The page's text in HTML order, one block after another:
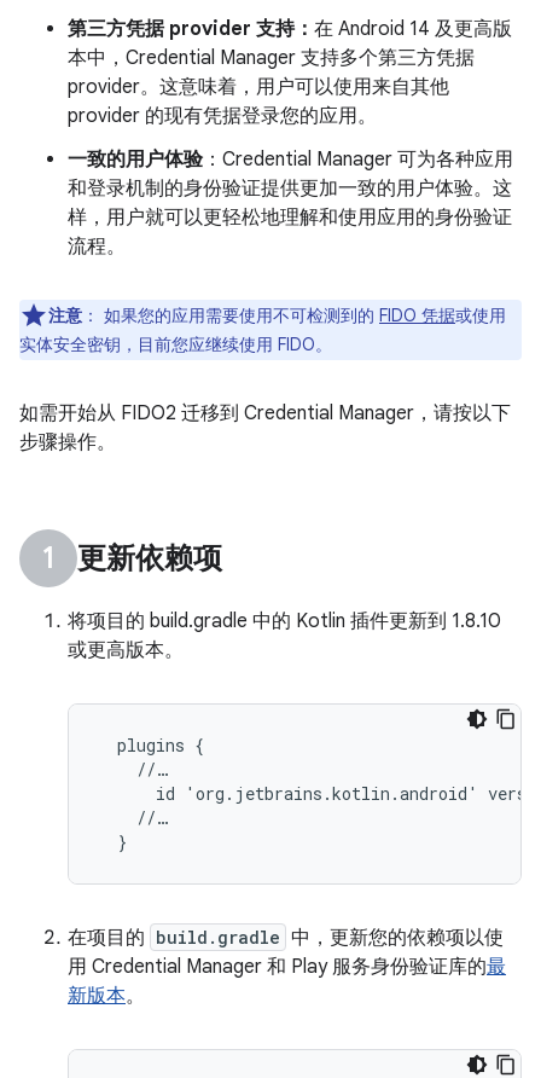
第三方凭据 provider 支持： 在 Android 14 及更高版
本中，Credential Manager 支持多个第三方凭据
provider。这意味着，用户可以使用来自其他
provider 的现有凭据登录您的应用。
一致的用户体验：Credential Manager 可为各种应用
和登录机制的身份验证提供更加一致的用户体验。这
样，用户就可以更轻松地理解和使用应用的身份验证
流程。
注意 ： 如果您的应用需要使用不可检测到的 FIDO 凭据或使用
实体安全密钥，目前您应继续使用 FIDO。
如需开始从 FIDO2 迁移到 Credential Manager，请按以下
步骤操作。
更新依赖项
将项目的 build.gradle 中的 Kotlin 插件更新到 1.8.10
或更高版本。
  plugins {
    //…
id 'org.jetbrains.kotlin.android'
    //…
在项目的 build.gradle 中，更新您的依赖项以使
用 Credential Manager 和 Play 服务身份验证库的最
新版本。